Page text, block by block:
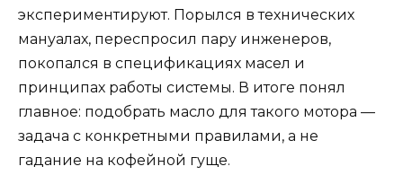
экспериментируют. Порылся в технических
мануалах, переспросил пару инженеров,
покопался в спецификациях масел и
принципах работы системы. В итоге понял
главное: подобрать масло для такого мотора —
задача с конкретными правилами, а не
гадание на кофейной гуще.